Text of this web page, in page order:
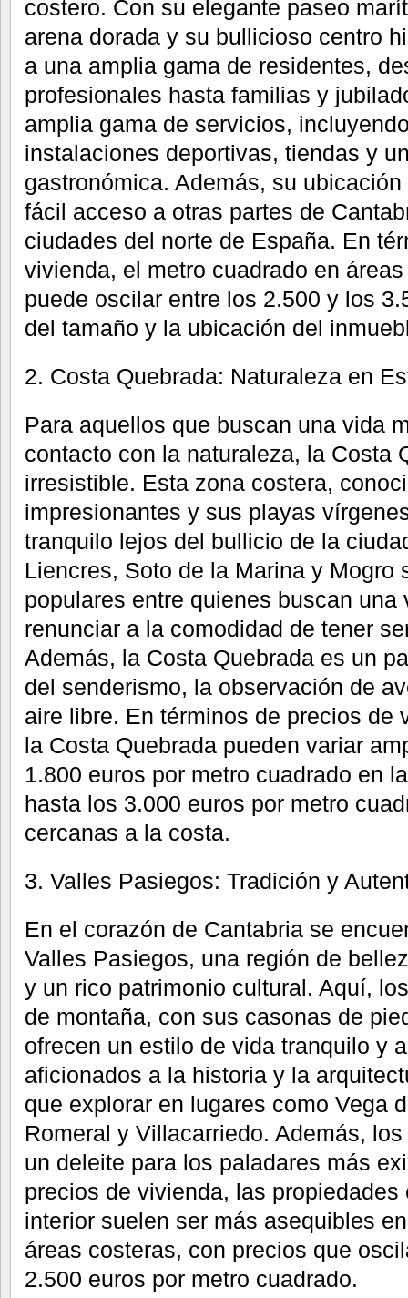
costero. Con su elegante paseo
arena dorada y su bullicioso centro
a una amplia gama de residentes,
profesionales hasta familias y
amplia gama de servicios,
instalaciones deportivas, tiendas y
gastronómica. Además, su
fácil acceso a otras partes de
ciudades del norte de España. En
vivienda, el metro cuadrado en
puede oscilar entre los 2.500 y los
del tamaño y la ubicación del
2. Costa Quebrada: Naturaleza en
Para aquellos que buscan una vida
contacto con la naturaleza, la Costa
irresistible. Esta zona costera,
impresionantes y sus playas
tranquilo lejos del bullicio de la
Liencres, Soto de la Marina y Mogro
populares entre quienes buscan una
renunciar a la comodidad de tener
Además, la Costa Quebrada es un
del senderismo, la observación de
aire libre. En términos de precios de
la Costa Quebrada pueden variar
1.800 euros por metro cuadrado en
hasta los 3.000 euros por metro
cercanas a la costa.
3. Valles Pasiegos: Tradición y
En el corazón de Cantabria se
Valles Pasiegos, una región de
y un rico patrimonio cultural. Aquí,
de montaña, con sus casonas de
ofrecen un estilo de vida tranquilo y
aficionados a la historia y la
que explorar en lugares como Vega
Romeral y Villacarriedo. Además,
un deleite para los paladares más
precios de vivienda, las
interior suelen ser más asequibles
áreas costeras, con precios que
2.500 euros por metro cuadrado.